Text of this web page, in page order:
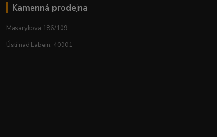
Kamenná prodejna
Masarykova 186/109
Ústí nad Labem, 40001